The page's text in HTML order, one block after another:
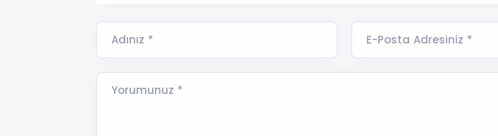
Adınız * E-Posta Adresiniz *
Yorumunuz *